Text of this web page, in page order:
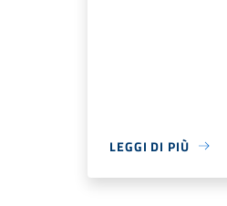
LEGGI DI PIÙ